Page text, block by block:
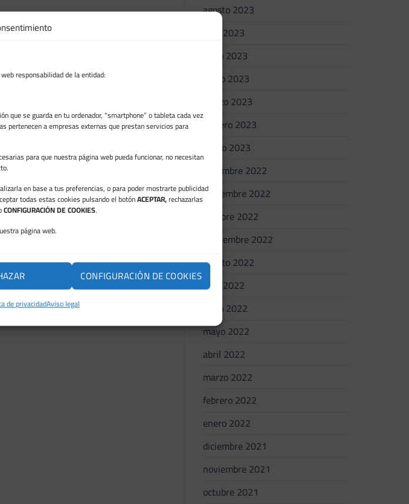
responsabilidad de la entidad:
que se guarda en tu ordenador, “smartphone” o tableta cada vez
pertenecen a empresas externas que prestan servicios para
para que nuestra página web pueda funcionar, no necesitan
en base a tus preferencias, o para poder mostrarte publicidad
todas estas cookies pulsando el botónACEPTAR,rechazarlas
CONFIGURACIÓN DE COOKIES.
página web.
CONFIGURACIÓN DE COOKIES
de privacidadAviso legal
agosto 2023
julio 2023
junio 2023
mayo 2023
marzo 2023
febrero 2023
enero 2023
diciembre 2022
noviembre 2022
octubre 2022
septiembre 2022
agosto 2022
julio 2022
junio 2022
mayo 2022
abril 2022
marzo 2022
febrero 2022
enero 2022
diciembre 2021
noviembre 2021
octubre 2021